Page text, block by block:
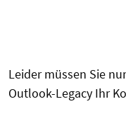
Leider müssen Sie
Outlook-Legacy Ihr